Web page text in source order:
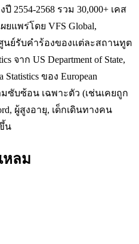
ปี 2554-2568 รวม 30,000+ เคส
ยแพร่โดย VFS Global,
ศูนย์รับคำร้องของแต่ละสถานทูต
จาก US Department of State,
Statistics ของ European
ซับซ้อน เฉพาะตัว (เช่นเคยถูก
ผู้สูงอายุ, เด็กเดินทางคน
น
หลม